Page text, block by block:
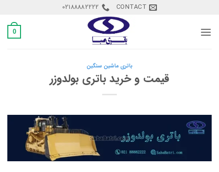
content
CONTACT
02188882222
0
باتری ماشین سنگین
قیمت و خرید باتری بولدوزر